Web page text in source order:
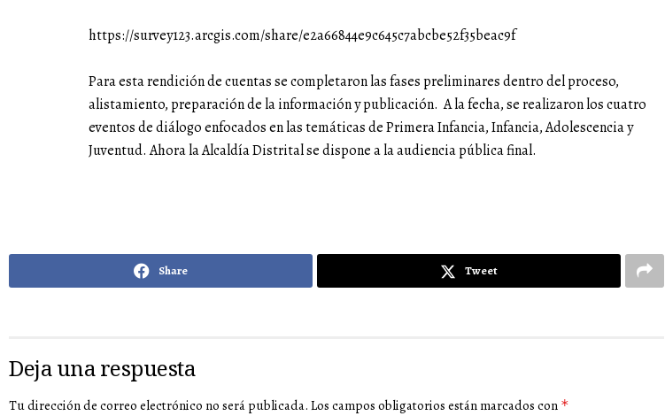
https://survey123.arcgis.com/share/e2a66844e9c645c7abcbe52f35beac9f
Para esta rendición de cuentas se completaron las fases preliminares dentro del proceso,
alistamiento, preparación de la información y publicación. A la fecha, se realizaron los cuatro
eventos de diálogo enfocados en las temáticas de Primera Infancia, Infancia, Adolescencia y
Juventud. Ahora la Alcaldía Distrital se dispone a la audiencia pública final.
Share Tweet
Deja una respuesta
Tu dirección de correo electrónico no será publicada. Los campos obligatorios están marcados con *